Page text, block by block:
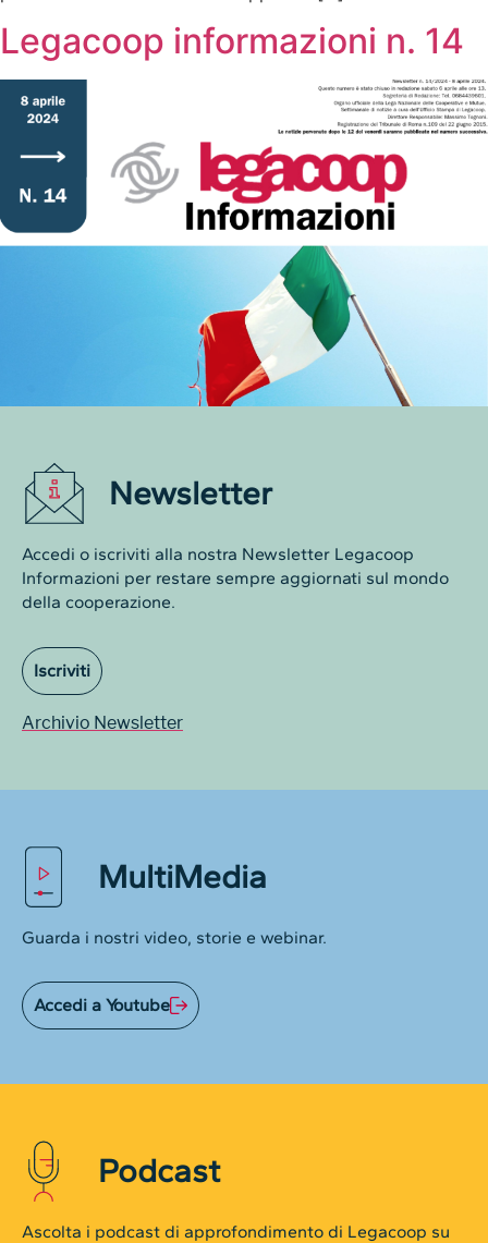
Legacoop informazioni n. 14
Newsletter
Accedi o iscriviti alla nostra Newsletter Legacoop
Informazioni per restare sempre aggiornati sul mondo
della cooperazione.
Iscriviti
Archivio Newsletter
MultiMedia
Guarda i nostri video, storie e webinar.
Accedi a Youtube
Podcast
Ascolta i podcast di approfondimento di Legacoop su